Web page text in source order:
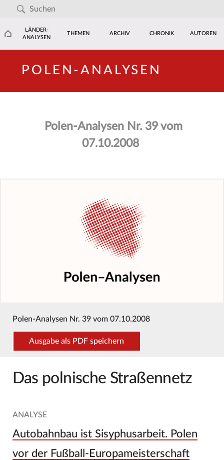
LÄNDER-
ANALYSEN
THEMEN ARCHIV CHRONIK AUTOREN
POLEN-ANALYSEN
Polen-Analysen Nr. 39 vom
07.10.2008
Polen-Analysen Nr. 39 vom 07.10.2008
Ausgabe als PDF speichern
Das polnische Straßennetz
ANALYSE
Autobahnbau ist Sisyphusarbeit. Polen
vor der Fußball-Europameisterschaft